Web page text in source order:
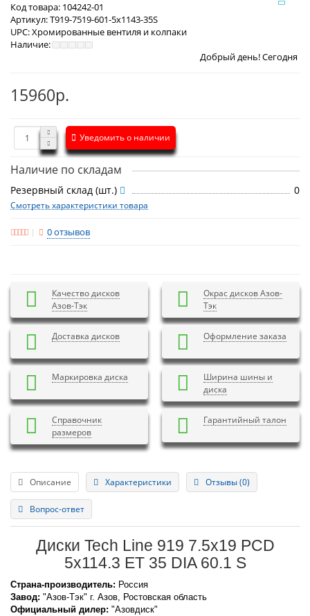
Код товара: 104242-01
Артикул:T919-7519-601-5x1143-35S
UPC:Хромированные вентиля и колпаки
Наличие:
Добрый день! СегодняПятница 7
15960р.
Уведомить о наличии
Наличие по складам
Резервный склад (шт.) 0
Смотреть характеристики товара
0 отзывов
Качество дисков
Азов-Тэк
Окрас дисков Азов-
Тэк
Доставка дисков Оформление заказа
Маркировка диска
Ширина шины и
диска
Справочник
размеров
Гарантийный талон
Описание Характеристики Отзывы (0)
Вопрос-ответ
Диски Tech Line 919 7.5x19 PCD
5x114.3 ET 35 DIA 60.1 S
Страна-производитель: Россия
Завод: "Азов-Тэк" г. Азов, Ростовская область
Официальный дилер: "Азовдиск"